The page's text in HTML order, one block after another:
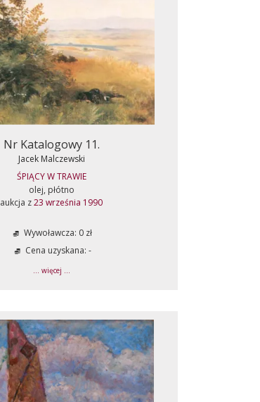
Nr Katalogowy 11.
Jacek Malczewski
ŚPIĄCY W TRAWIE
olej, płótno
aukcja z23 września 1990
Wywoławcza: 0 zł
Cena uzyskana: -
... więcej ...